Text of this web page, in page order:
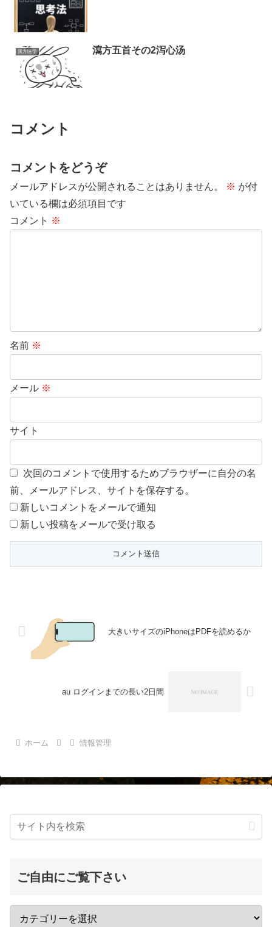
漢方医学 瀉方五首その2泻心汤
コメント
コメントをどうぞ
メールアドレスが公開されることはありません。 ※ が付
いている欄は必須項目です
コメント ※
名前 ※
メール ※
サイト
次回のコメントで使用するためブラウザーに自分の名
前、メールアドレス、サイトを保存する。
新しいコメントをメールで通知
新しい投稿をメールで受け取る
大きいサイズのiPhoneはPDFを読めるか
au ログインまでの長い2日間
ホーム 情報管理
ご自由にご覧下さい